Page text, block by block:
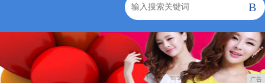
B
广告